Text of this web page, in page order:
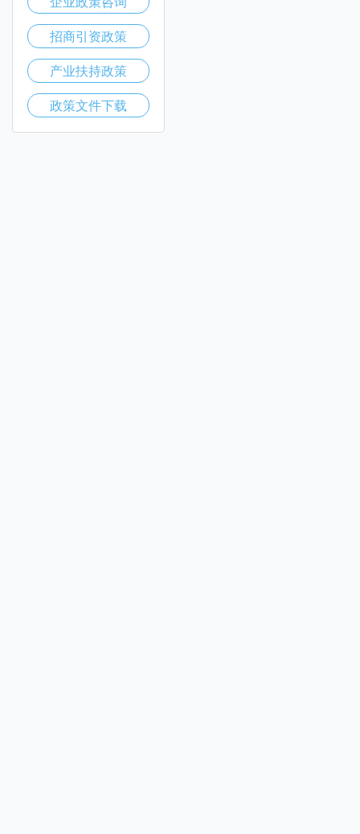
招商引资政策
产业扶持政策
政策文件下载